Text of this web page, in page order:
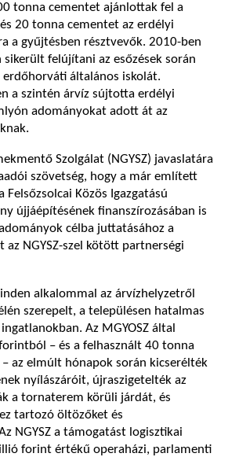
tonna cementet ajánlottak fel a
20 tonna cementet az erdélyi
a gyűjtésben résztvevők. 2010-ben
felújítani az esőzések során
általános iskolát.
a szintén árvíz sújtotta erdélyi
adományokat adott át az
Szolgálat (NGYSZ) javaslatára
szövetség, hogy a már említett
Közös Igazgatású
újjáépítésének finanszírozásában is
célba juttatásához a
az NGYSZ-szel kötött partnerségi
alkalommal az árvízhelyzetről
szerepelt, a településen hatalmas
Az MGYOSZ által
– és a felhasznált 40 tonna
az elmúlt hónapok során kicserélték
nyílászáróit, újraszigetelték az
a tornaterem körüli járdát, és
tartozó öltözőket és
NGYSZ a támogatást logisztikai
forint értékű operaházi, parlamenti